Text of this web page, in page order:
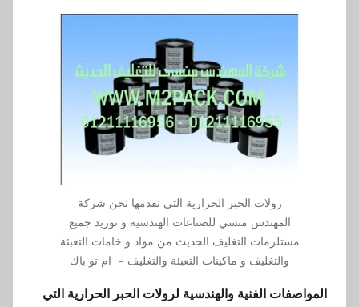
رولات الحبر الحرارية التي نقدمها نحن شركة
المهندس منسي للصناعات الهندسيه و توريد جميع
مستلزمات التغليف الحديث من مواد و خامات التعبئة
والتغليف و ماكينات التعبئة والتغليف – ام تو باك
المواصفات الفنية والهندسية لرولات الحبر الحرارية التي